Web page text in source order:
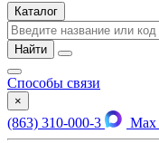
Каталог
Найти
Способы связи
×
(863) 310-000-3 Max